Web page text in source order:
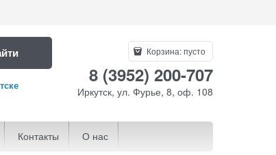
Корзина:пусто
8 (3952) 200-707
Иркутск, ул. Фурье, 8, оф. 108
Контакты О нас